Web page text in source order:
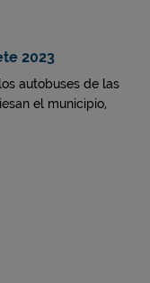
2023
autobuses de las
el municipio,